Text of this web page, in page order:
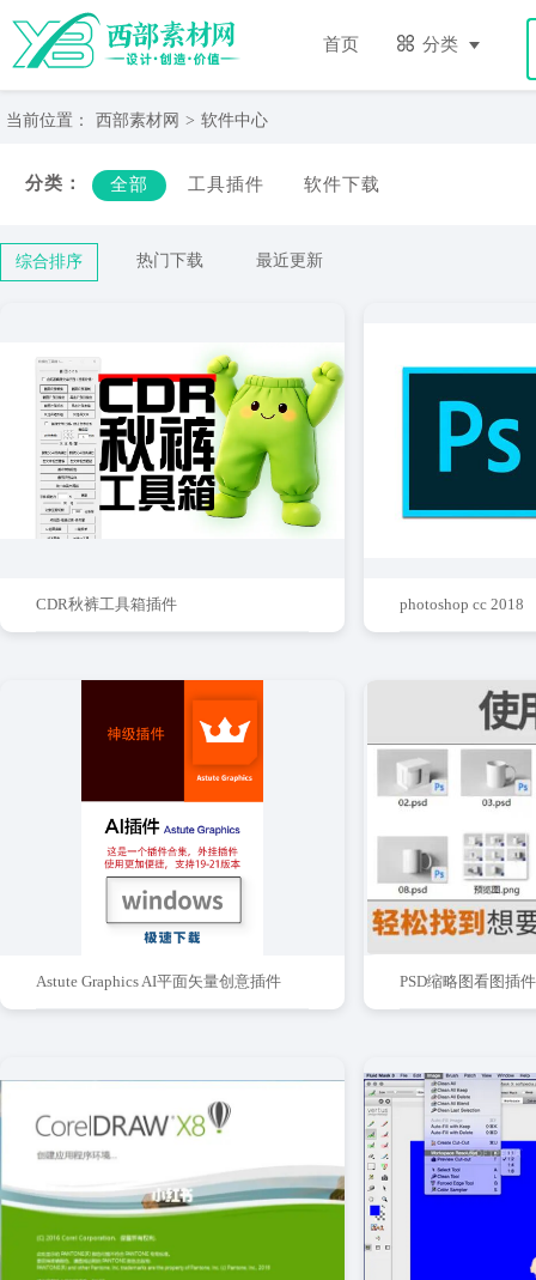
首页 分类
当前位置： 西部素材网 > 软件中心
分类： 全部 工具插件 软件下载
综合排序 热门下载 最近更新
CDR秋裤工具箱插件 photoshop cc 2018
Astute Graphics AI平面矢量创意插件 PSD缩略图看图插件